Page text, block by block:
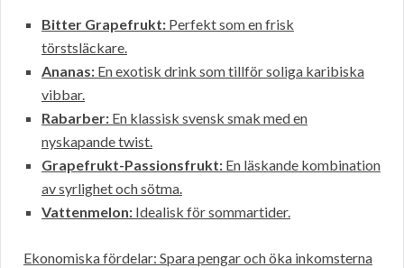
Bitter Grapefrukt: Perfekt som en frisk
törstsläckare.
Ananas: En exotisk drink som tillför soliga karibiska
vibbar.
Rabarber: En klassisk svensk smak med en
nyskapande twist.
Grapefrukt-Passionsfrukt: En läskande kombination
av syrlighet och sötma.
Vattenmelon: Idealisk för sommartider.
Ekonomiska fördelar: Spara pengar och öka inkomsterna